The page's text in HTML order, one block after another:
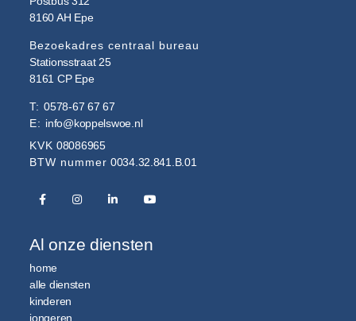
8160 AH Epe
Bezoekadres centraal bureau
Stationsstraat 25
8161 CP Epe
T:0578-67 67 67
E: info@koppelswoe.nl
KVK 08086965
BTW nummer 0034.32.841.B.01
Al onze diensten
home
alle diensten
kinderen
jongeren